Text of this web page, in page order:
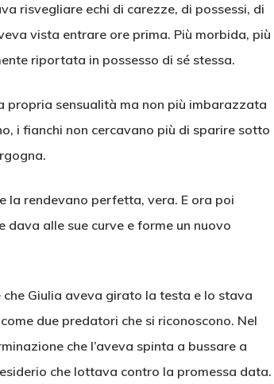
risvegliare echi di carezze, di possessi, di
vista entrare ore prima. Più morbida, più
riportata in possesso di sé stessa.
propria sensualità ma non più imbarazzata
i fianchi non cercavano più di sparire sotto
la rendevano perfetta, vera. E ora poi
alle sue curve e forme un nuovo
Giulia aveva girato la testa e lo stava
due predatori che si riconoscono. Nel
che l’aveva spinta a bussare a
che lottava contro la promessa data.